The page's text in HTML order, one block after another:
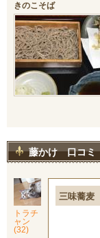
きのこそば
藤かけ 口コミ
トラチ
ャン
(32)
三味蕎麦